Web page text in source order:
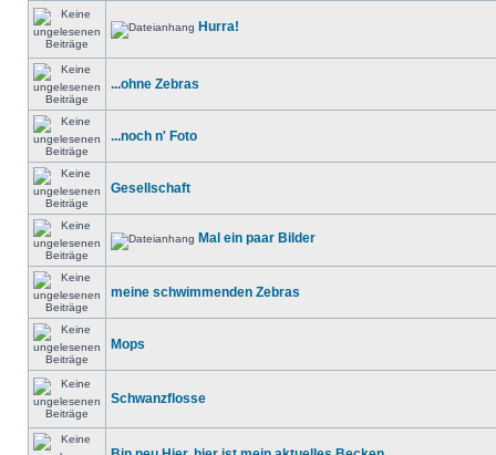
Hurra!
...ohne Zebras
...noch n' Foto
Gesellschaft
Mal ein paar Bilder
meine schwimmenden Zebras
Mops
Schwanzflosse